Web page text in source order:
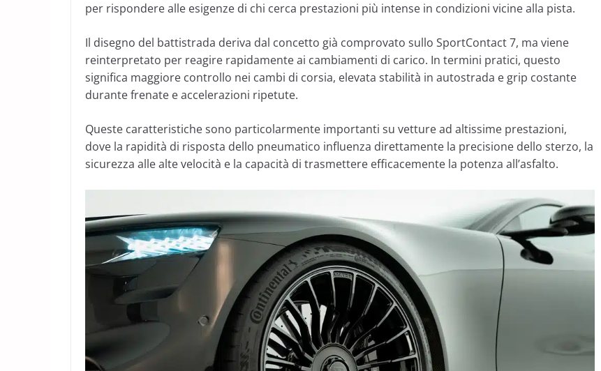
per rispondere alle esigenze di chi cerca prestazioni più intense in condizioni vicine alla pista.
Il disegno del battistrada deriva dal concetto già comprovato sullo SportContact 7, ma viene
reinterpretato per reagire rapidamente ai cambiamenti di carico. In termini pratici, questo
significa maggiore controllo nei cambi di corsia, elevata stabilità in autostrada e grip costante
durante frenate e accelerazioni ripetute.
Queste caratteristiche sono particolarmente importanti su vetture ad altissime prestazioni,
dove la rapidità di risposta dello pneumatico influenza direttamente la precisione dello sterzo, la
sicurezza alle alte velocità e la capacità di trasmettere efficacemente la potenza all’asfalto.